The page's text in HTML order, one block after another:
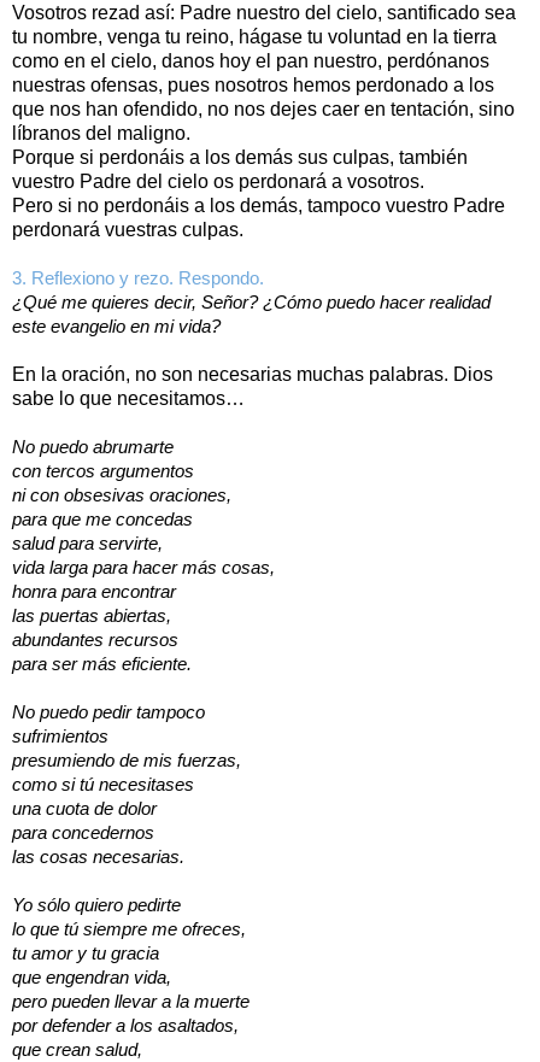
Vosotros rezad así: Padre nuestro del cielo, santificado sea
tu nombre, venga tu reino, hágase tu voluntad en la tierra
como en el cielo, danos hoy el pan nuestro, perdónanos
nuestras ofensas, pues nosotros hemos perdonado a los
que nos han ofendido, no nos dejes caer en tentación, sino
líbranos del maligno.
Porque si perdonáis a los demás sus culpas, también
vuestro Padre del cielo os perdonará a vosotros.
Pero si no perdonáis a los demás, tampoco vuestro Padre
perdonará vuestras culpas.
3. Reflexiono y rezo. Respondo.
¿Qué me quieres decir, Señor? ¿Cómo puedo hacer realidad
este evangelio en mi vida?
En la oración, no son necesarias muchas palabras. Dios
sabe lo que necesitamos…
No puedo abrumarte
con tercos argumentos
ni con obsesivas oraciones,
para que me concedas
salud para servirte,
vida larga para hacer más cosas,
honra para encontrar
las puertas abiertas,
abundantes recursos
para ser más eficiente.
No puedo pedir tampoco
sufrimientos
presumiendo de mis fuerzas,
como si tú necesitases
una cuota de dolor
para concedernos
las cosas necesarias.
Yo sólo quiero pedirte
lo que tú siempre me ofreces,
tu amor y tu gracia
que engendran vida,
pero pueden llevar a la muerte
por defender a los asaltados,
que crean salud,